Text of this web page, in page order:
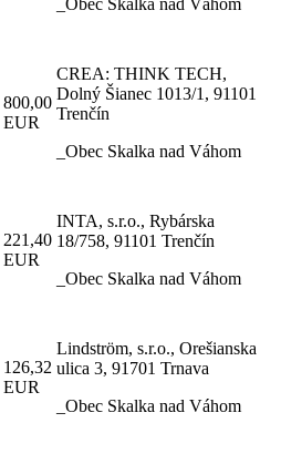
800,00
EUR
CREA: THINK TECH,
Dolný Šianec 1013/1, 91101
Trenčín
_Obec Skalka nad Váhom
221,40
EUR
INTA, s.r.o., Rybárska
18/758, 91101 Trenčín
_Obec Skalka nad Váhom
126,32
EUR
Lindström, s.r.o., Orešianska
ulica 3, 91701 Trnava
_Obec Skalka nad Váhom